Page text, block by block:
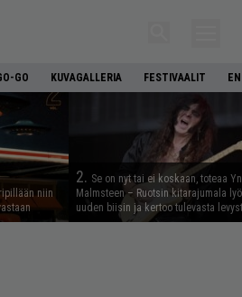
GO KUVAGALLERIA FESTIVAALIT
niin
2. Se on nyt tai ei koskaan, toteaa
Malmsteen – Ruotsin kitarajumala
uuden biisin ja kertoo tulevasta